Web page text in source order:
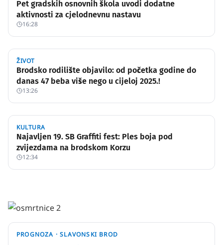
Pet gradskih osnovnih škola uvodi dodatne
aktivnosti za cjelodnevnu nastavu
16:28
ŽIVOT
Brodsko rodilište objavilo: od početka godine do
danas 47 beba više nego u cijeloj 2025.!
13:26
KULTURA
Najavljen 19. SB Graffiti fest: Ples boja pod
zvijezdama na brodskom Korzu
12:34
PROGNOZA ·SLAVONSKI BROD